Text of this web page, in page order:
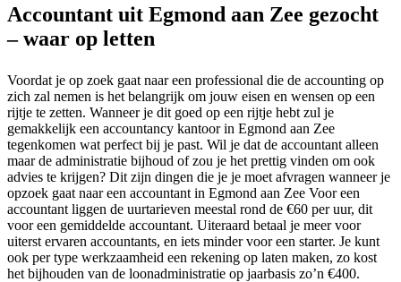
Accountant uit Egmond aan Zee gezocht
– waar op letten
Voordat je op zoek gaat naar een professional die de accounting op
zich zal nemen is het belangrijk om jouw eisen en wensen op een
rijtje te zetten. Wanneer je dit goed op een rijtje hebt zul je
gemakkelijk een accountancy kantoor in Egmond aan Zee
tegenkomen wat perfect bij je past. Wil je dat de accountant alleen
maar de administratie bijhoud of zou je het prettig vinden om ook
advies te krijgen? Dit zijn dingen die je je moet afvragen wanneer je
opzoek gaat naar een accountant in Egmond aan Zee Voor een
accountant liggen de uurtarieven meestal rond de €60 per uur, dit
voor een gemiddelde accountant. Uiteraard betaal je meer voor
uiterst ervaren accountants, en iets minder voor een starter. Je kunt
ook per type werkzaamheid een rekening op laten maken, zo kost
het bijhouden van de loonadministratie op jaarbasis zo’n €400.